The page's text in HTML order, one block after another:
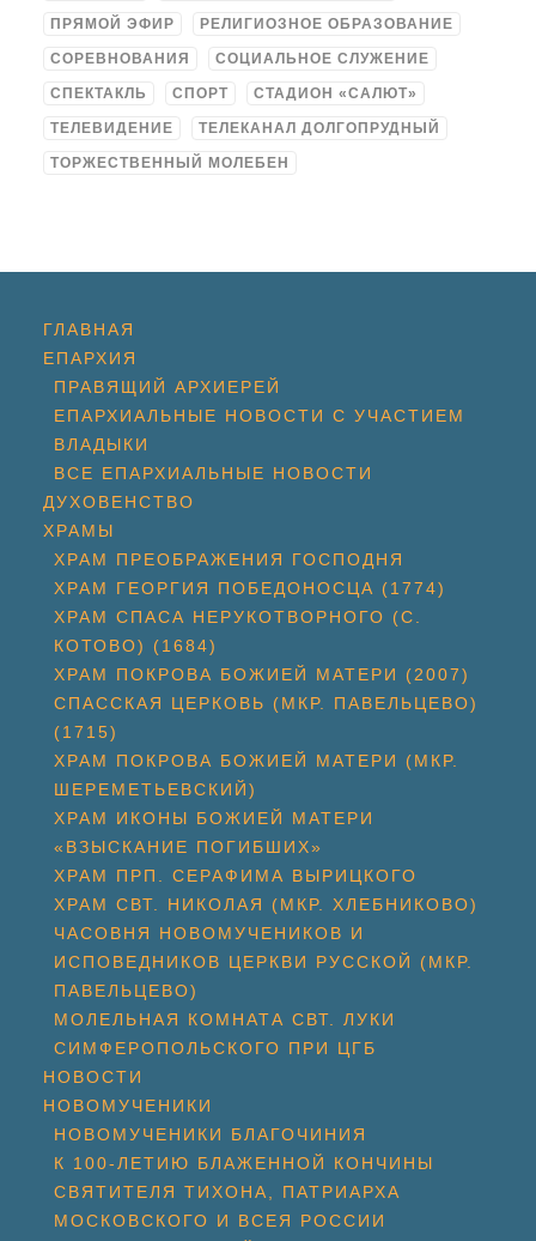
ПРЯМОЙ ЭФИР РЕЛИГИОЗНОЕ ОБРАЗОВАНИЕ
СОРЕВНОВАНИЯ СОЦИАЛЬНОЕ СЛУЖЕНИЕ
СПЕКТАКЛЬ СПОРТ СТАДИОН «САЛЮТ»
ТЕЛЕВИДЕНИЕ ТЕЛЕКАНАЛ ДОЛГОПРУДНЫЙ
ТОРЖЕСТВЕННЫЙ МОЛЕБЕН
ГЛАВНАЯ
ЕПАРХИЯ
ПРАВЯЩИЙ АРХИЕРЕЙ
ЕПАРХИАЛЬНЫЕ НОВОСТИ С УЧАСТИЕМ
ВЛАДЫКИ
ВСЕ ЕПАРХИАЛЬНЫЕ НОВОСТИ
ДУХОВЕНСТВО
ХРАМЫ
ХРАМ ПРЕОБРАЖЕНИЯ ГОСПОДНЯ
ХРАМ ГЕОРГИЯ ПОБЕДОНОСЦА (1774)
ХРАМ СПАСА НЕРУКОТВОРНОГО (С.
КОТОВО) (1684)
ХРАМ ПОКРОВА БОЖИЕЙ МАТЕРИ (2007)
СПАССКАЯ ЦЕРКОВЬ (МКР. ПАВЕЛЬЦЕВО)
(1715)
ХРАМ ПОКРОВА БОЖИЕЙ МАТЕРИ (МКР.
ШЕРЕМЕТЬЕВСКИЙ)
ХРАМ ИКОНЫ БОЖИЕЙ МАТЕРИ
«ВЗЫСКАНИЕ ПОГИБШИХ»
ХРАМ ПРП. СЕРАФИМА ВЫРИЦКОГО
ХРАМ СВТ. НИКОЛАЯ (МКР. ХЛЕБНИКОВО)
ЧАСОВНЯ НОВОМУЧЕНИКОВ И
ИСПОВЕДНИКОВ ЦЕРКВИ РУССКОЙ (МКР.
ПАВЕЛЬЦЕВО)
МОЛЕЛЬНАЯ КОМНАТА СВТ. ЛУКИ
СИМФЕРОПОЛЬСКОГО ПРИ ЦГБ
НОВОСТИ
НОВОМУЧЕНИКИ
НОВОМУЧЕНИКИ БЛАГОЧИНИЯ
К 100-ЛЕТИЮ БЛАЖЕННОЙ КОНЧИНЫ
СВЯТИТЕЛЯ ТИХОНА, ПАТРИАРХА
МОСКОВСКОГО И ВСЕЯ РОССИИ